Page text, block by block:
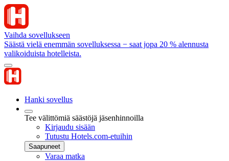
Vaihda sovellukseen
Säästä vielä enemmän sovelluksessa − saat jopa 20 % alennusta
valikoiduista hotelleista.
Hanki sovellus
Tee välittömiä säästöjä jäsenhinnoilla
Kirjaudu sisään
Tutustu Hotels.com-etuihin
Saapuneet
Varaa matka